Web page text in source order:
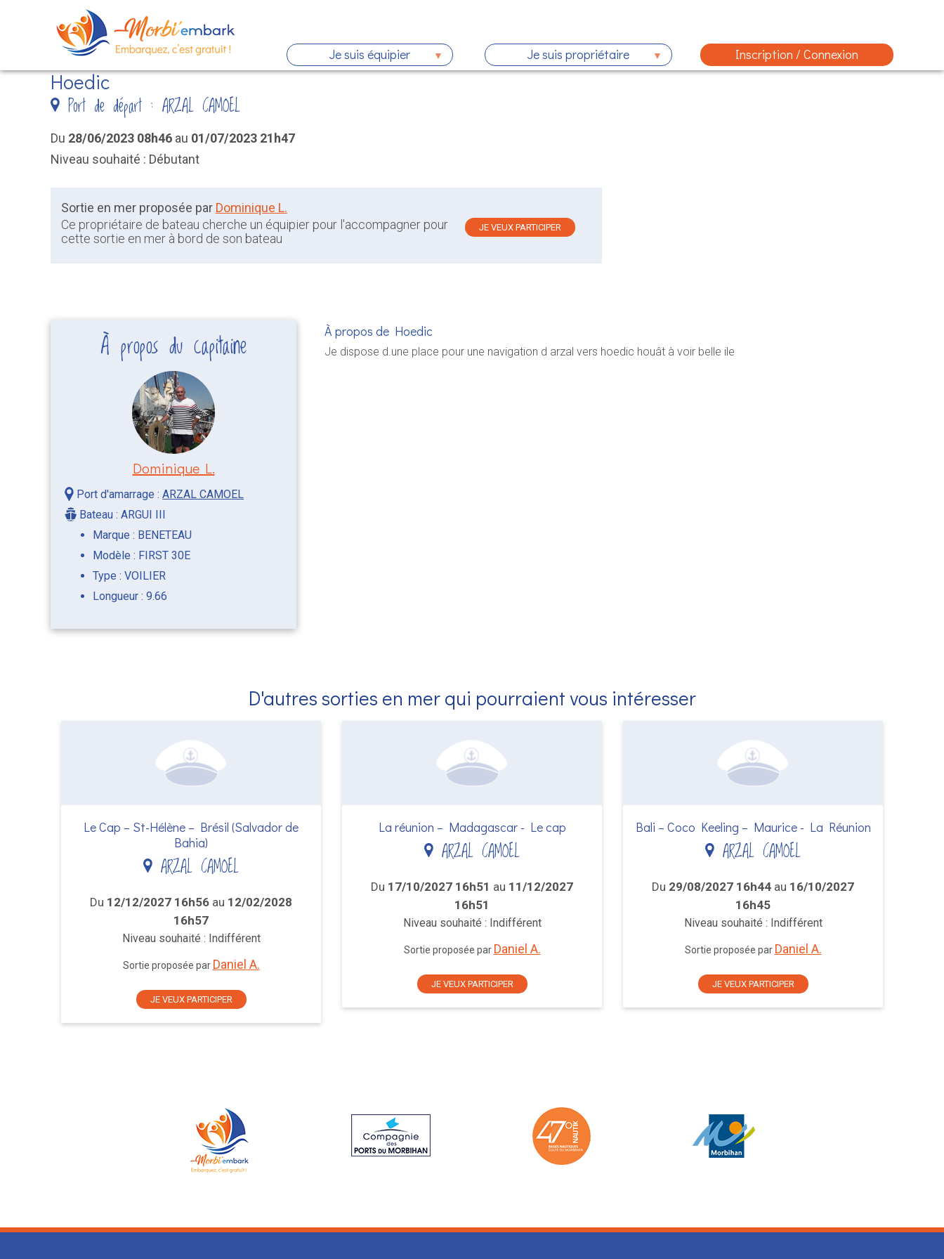
Je suis équipier Je suis propriétaire Inscription / Connexion
Hoedic
Port de départ : ARZAL CAMOEL
Du 28/06/2023 08h46 au 01/07/2023 21h47
Niveau souhaité : Débutant
Sortie en mer proposée par Dominique L.
Ce propriétaire de bateau cherche un équipier pour l'accompagner pour
cette sortie en mer à bord de son bateau
JE VEUX PARTICIPER
À propos du capitaine
Dominique L.
Port d'amarrage :ARZAL CAMOEL
Bateau : ARGUI III
Marque : BENETEAU
Modèle : FIRST 30E
Type : VOILIER
Longueur : 9.66
À propos de Hoedic
Je dispose d.une place pour une navigation d arzal vers hoedic houât à voir belle ile
D'autres sorties en mer qui pourraient vous intéresser
Le Cap – St-Hélène – Brésil (Salvador de
Bahia)
ARZAL CAMOEL
Du 12/12/2027 16h56 au 12/02/2028
16h57
Niveau souhaité : Indifférent
Sortie proposée par Daniel A.
JE VEUX PARTICIPER
La réunion – Madagascar - Le cap
ARZAL CAMOEL
Du 17/10/2027 16h51 au 11/12/2027
16h51
Niveau souhaité : Indifférent
Sortie proposée par Daniel A.
JE VEUX PARTICIPER
Bali – Coco Keeling – Maurice - La Réunion
ARZAL CAMOEL
Du 29/08/2027 16h44 au 16/10/2027
16h45
Niveau souhaité : Indifférent
Sortie proposée par Daniel A.
JE VEUX PARTICIPER
Panneau de gestion des cookies